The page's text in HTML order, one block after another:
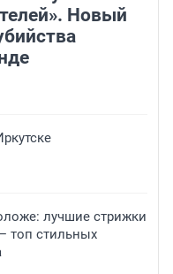
Новый
лучшие стрижки
топ стильных